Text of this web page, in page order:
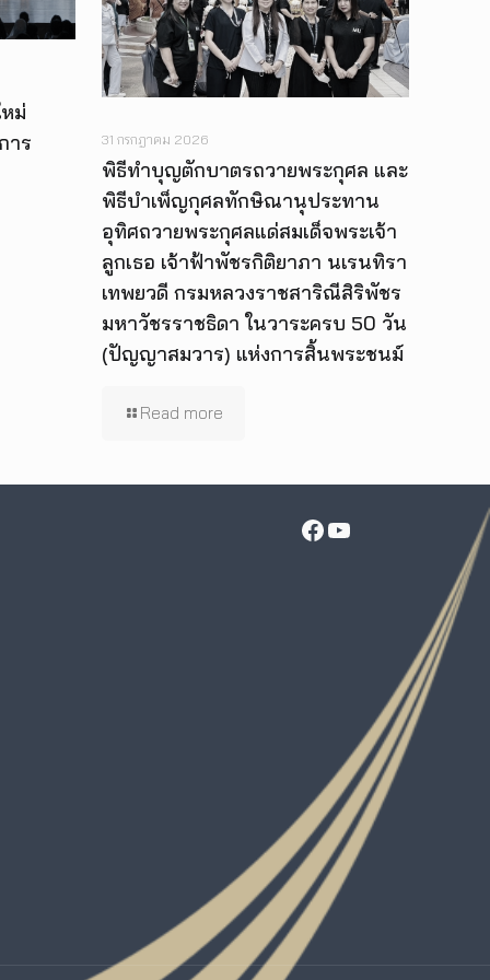
ม่
าร
31 กรกฎาคม 2026
พิธีทำบุญตักบาตรถวายพระกุศล และ
พิธีบำเพ็ญกุศลทักษิณานุประทาน
อุทิศถวายพระกุศลแด่สมเด็จพระเจ้า
ลูกเธอ เจ้าฟ้าพัชรกิติยาภา นเรนทิรา
เทพยวดี กรมหลวงราชสาริณีสิริพัชร
มหาวัชรราชธิดา ในวาระครบ 50 วัน
(ปัญญาสมวาร) แห่งการสิ้นพระชนม์
Read more
Facebook YouTube